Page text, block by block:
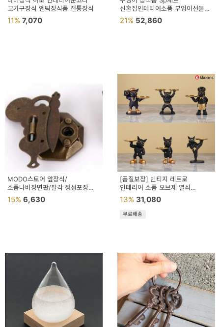
고가구장식 엔틱장식품 전통장식
11% 7,070
신혼집인테리어소품 부엉이선물
부엉이장식 예쁜소품 인테리어인형
21% 52,860
MODO스토어 앞장식/
소품나비장면판/팔각 정성포장
빠른배송 미니보석함장식품
인테리어문고리
15% 6,630
[품질보장] 빈티지 레트로
인테리어 소품 오브제 열쇠
키트레이 악세사리트레이
13% 31,080
무료배송